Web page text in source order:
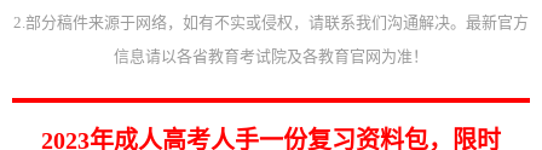
2.部分稿件来源于网络，如有不实或侵权，请联系我们沟通解决。最新官方
信息请以各省教育考试院及各教育官网为准！
2023年成人高考人手一份复习资料包，限时